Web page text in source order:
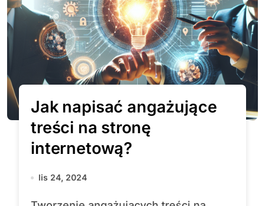
Jak napisać angażujące
treści na stronę
internetową?
lis 24, 2024